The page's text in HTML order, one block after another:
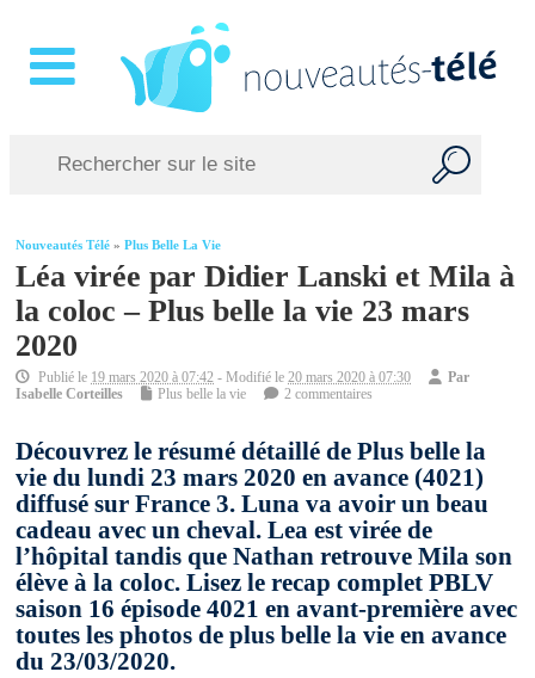
Nouveautés Télé »Plus Belle La Vie
Léa virée par Didier Lanski et Mila à
la coloc – Plus belle la vie 23 mars
2020
Publié le 19 mars 2020 à 07:42 - Modifié le20 mars 2020 à 07:30
Par
Isabelle Corteilles
Plus belle la vie 2 commentaires
Découvrez le résumé détaillé de Plus belle la
vie du lundi 23 mars 2020 en avance (4021)
diffusé sur France 3. Luna va avoir un beau
cadeau avec un cheval. Lea est virée de
l’hôpital tandis que Nathan retrouve Mila son
élève à la coloc. Lisez le recap complet PBLV
saison 16 épisode 4021 en avant-première avec
toutes les photos de plus belle la vie en avance
du 23/03/2020.